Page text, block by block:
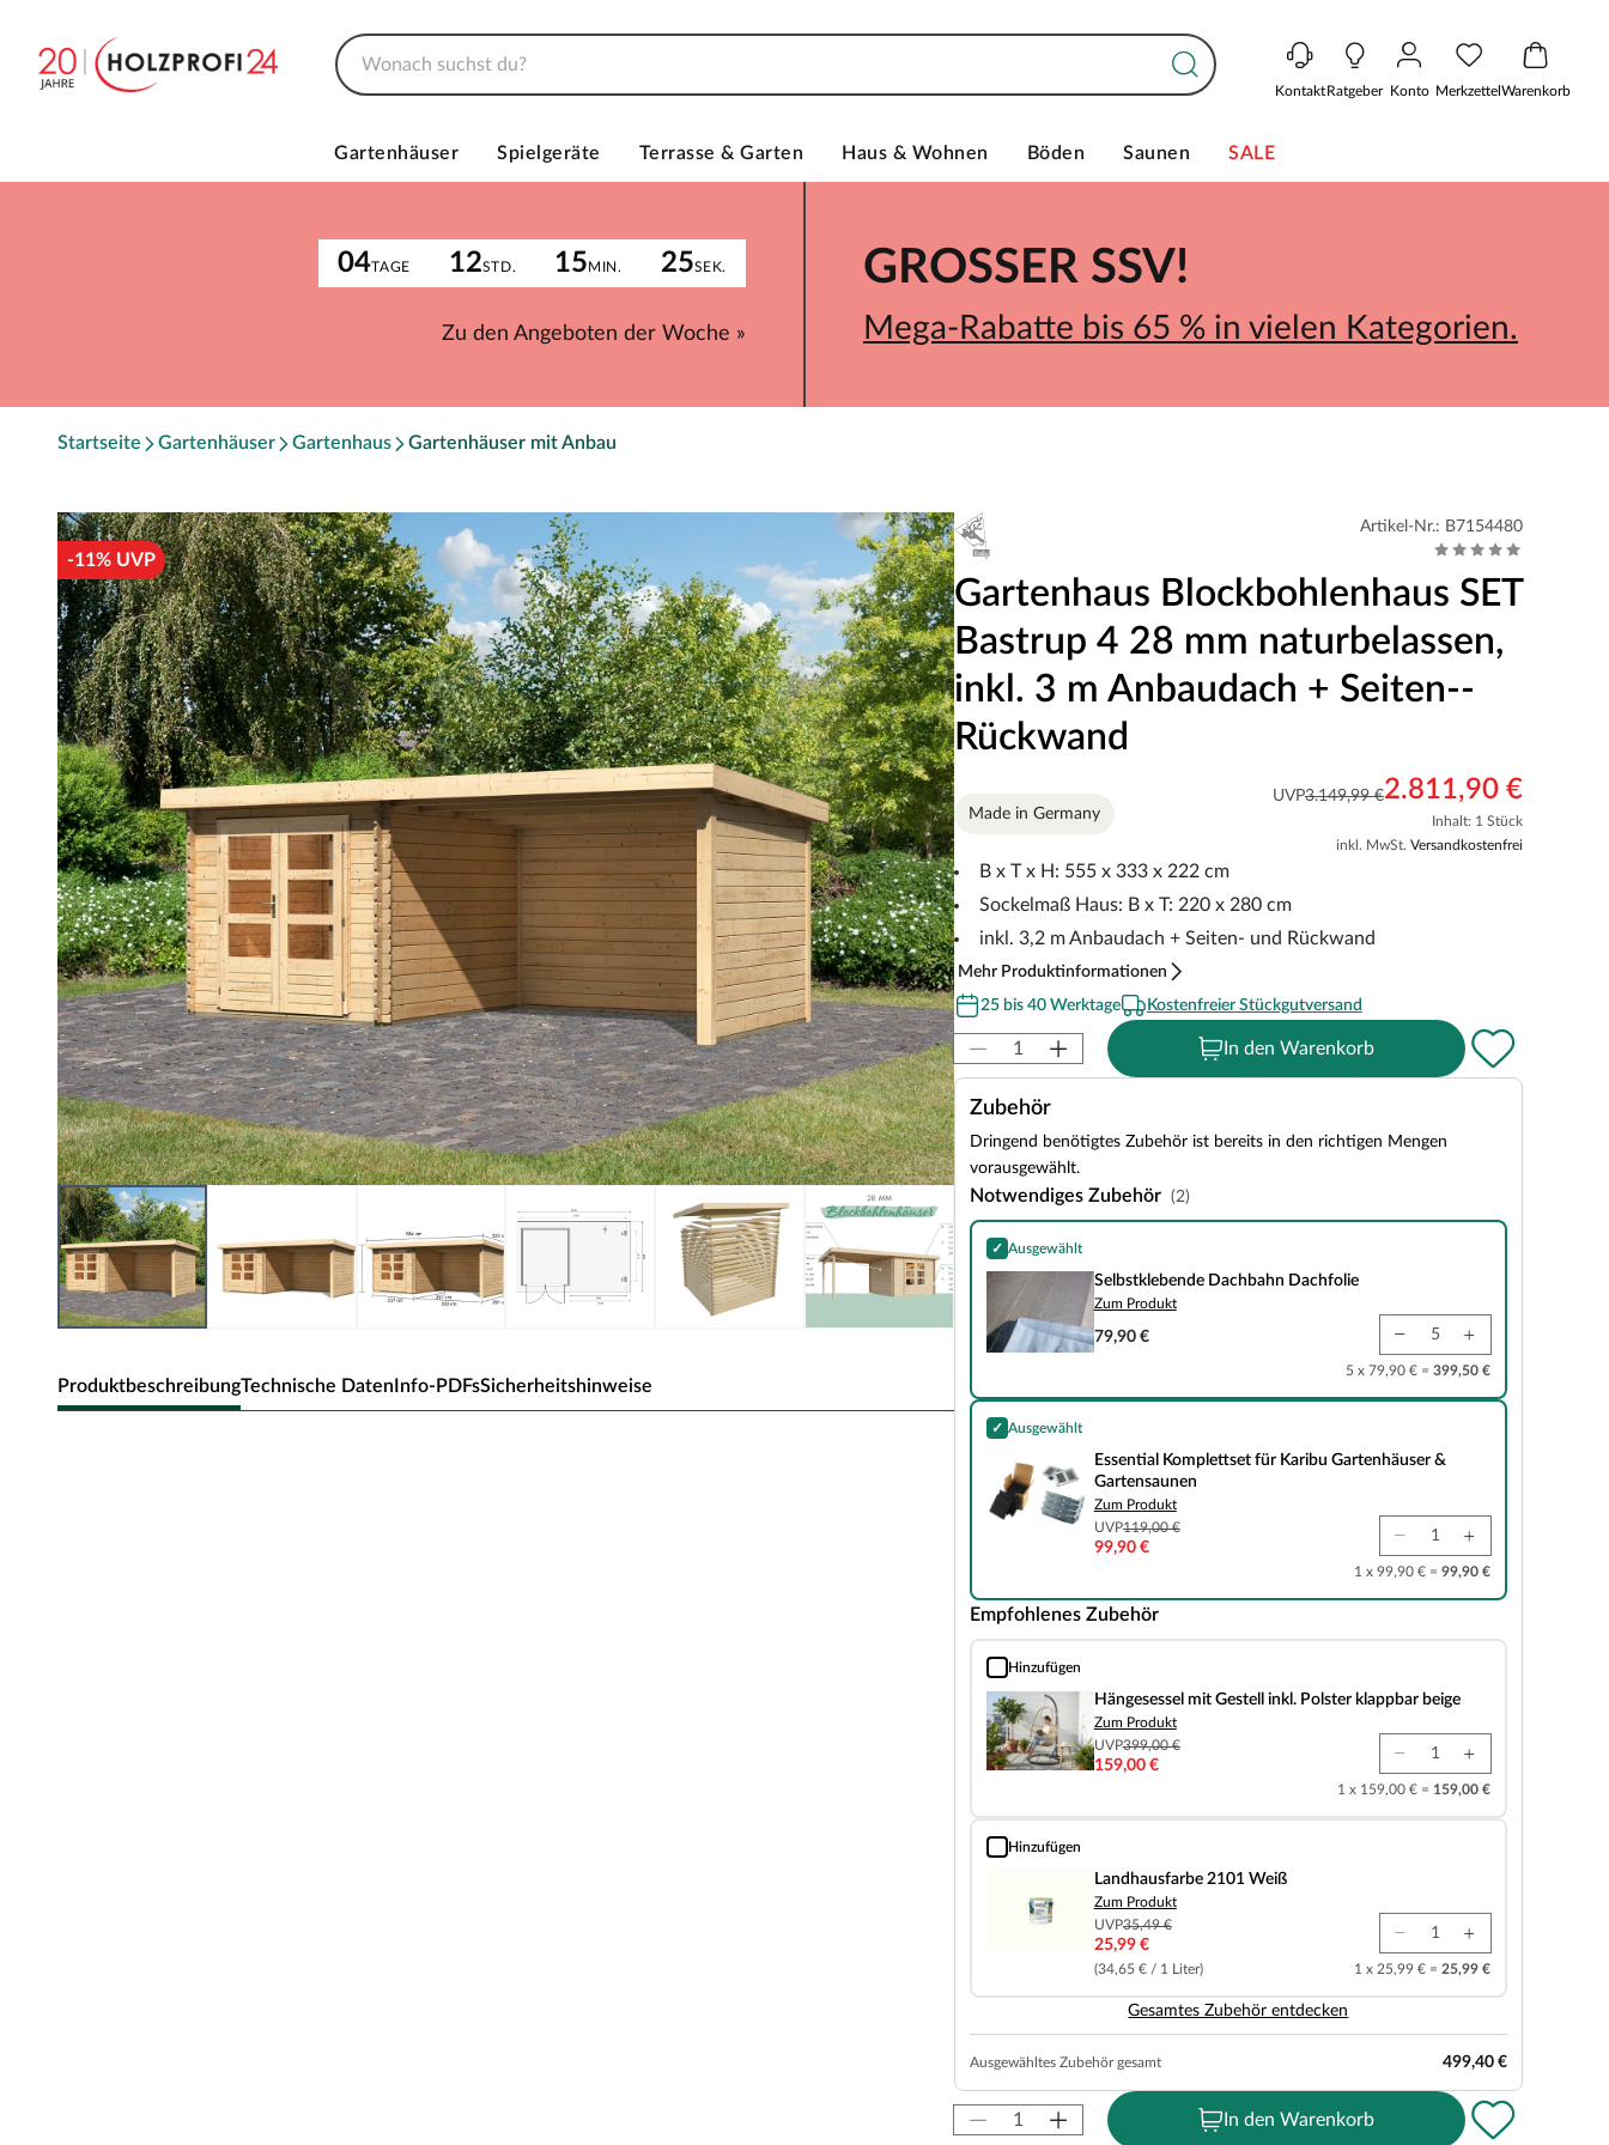
KontaktRatgeber Konto MerkzettelWarenkorb
Gartenhäuser Spielgeräte Terrasse & Garten Haus & Wohnen Böden Saunen SALE
04TAGE 12STD. 15MIN. 25SEK.
Zu den Angeboten der Woche »
GROSSER SSV!
Mega-Rabatte bis 65 % in vielen Kategorien.
Startseite Gartenhäuser Gartenhaus Gartenhäuser mit Anbau
-11% UVP
ProduktbeschreibungTechnische Daten Info-PDFsSicherheitshinweise
Artikel-Nr.: B7154480
Gartenhaus Blockbohlenhaus SET
Bastrup 4 28 mm naturbelassen,
inkl. 3 m Anbaudach + Seiten--
Rückwand
UVP3.149,99 €2.811,90 €
Inhalt: 1 Stück
inkl. MwSt. Versandkostenfrei
Made in Germany
B x T x H: 555 x 333 x 222 cm
Sockelmaß Haus: B x T: 220 x 280 cm
inkl. 3,2 m Anbaudach + Seiten- und Rückwand
Mehr Produktinformationen
25 bis 40 Werktage
Kostenfreier Stückgutversand
In den Warenkorb
Zubehör
Dringend benötigtes Zubehör ist bereits in den richtigen Mengen
vorausgewählt.
Notwendiges Zubehör (2)
✓ Ausgewählt
Selbstklebende Dachbahn Dachfolie
Selbstklebende Dachbahn Dachfolie
Zum Produkt
79,90 €
5 x 79,90 € = 399,50 €
✓ Ausgewählt
Essential Komplettset für Karibu Gartenhäuser & Gartensaunen
Essential Komplettset für Karibu Gartenhäuser &
Gartensaunen
Zum Produkt
UVP119,00 €
99,90 €
1 x 99,90 € = 99,90 €
Empfohlenes Zubehör
Hinzufügen
Hängesessel mit Gestell inkl. Polster klappbar beige
Hängesessel mit Gestell inkl. Polster klappbar beige
Zum Produkt
UVP399,00 €
159,00 €
1 x 159,00 € = 159,00 €
Hinzufügen
Landhausfarbe 2101 Weiß
Landhausfarbe 2101 Weiß
Zum Produkt
UVP35,49 €
25,99 €
(34,65 € / 1 Liter) 1 x 25,99 € = 25,99 €
Gesamtes Zubehör entdecken
Ausgewähltes Zubehör gesamt 499,40 €
In den Warenkorb